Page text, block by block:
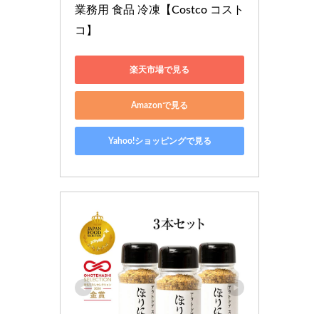
業務用 食品 冷凍【Costco コスト
コ】
楽天市場で見る
Amazonで見る
Yahoo!ショッピングで見る